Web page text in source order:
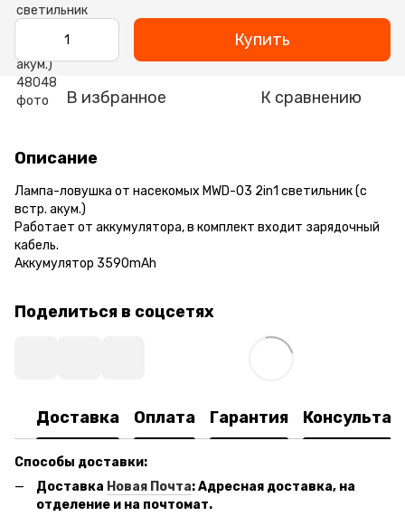
Купить
В избранное К сравнению
Описание
Лампа-ловушка от насекомых MWD-03 2in1 светильник (с
встр. акум.)
Работает от аккумулятора, в комплект входит зарядочный
кабель.
Аккумулятор 3590mAh
Поделиться в соцсетях
Доставка Оплата Гарантия
Способы доставки:
Доставка Новая Почта: Адресная доставка, на
отделение и на почтомат.